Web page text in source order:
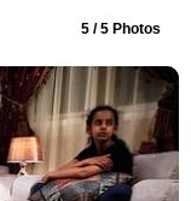
5 / 5 Photos